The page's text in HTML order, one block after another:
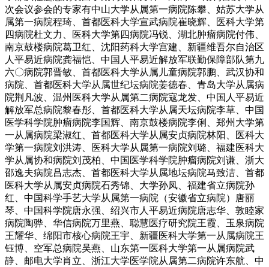
次会议参会的专家有中山大学从属第一病院陈攀、姑苏大学从
属第一病院程琦、首都医科大学宣武病院崔晓辉、医科大学第
四病院杜文力、医科大学第四病院冯锐、湖北肿瘤病院付伟、
南京鼓楼病院葛卫红、沈阳药科大学宫建、新疆维吾尔自治区
人平易近病院龚福恺、中国人平易近解放军联勤保障部队第九
六〇病院郭晋敏、首都医科大学从属儿童病院郭鹏、武汉协和
病院、首都医科大学从属世纪坛病院姜德春、青岛大学从属病
院荆凡波、温州医科大学从属第二病院寇龙发、中国人平易近
解放军总病院黎春彤、首都医科大学从属天坛病院李草、中国
医学科学院肿瘤病院李国辉、南京鼓楼病院李俐、郑州大学第
一从属病院梁淑红、首都医科大学从属安贞病院林阳、医科大
学第一病院刘洪涛、医科大学从属第一病院刘璐、福建医科大
学从属协和病院刘茂柏、中国医学科学院肿瘤病院刘谦、浙大
邵逸夫病院吕志杰、首都医科大学从属地坛病院马致洁、首都
医科大学从属安贞病院石秀锦、大学孙凤、福建省立病院孙
红、中国科学手艺大学从属第一病院（安徽省立病院）唐丽
琴、中国科学院唐永强、绍兴市人平易近病院唐志华、敦睦家
病院陶骅、华信病院万里燕、聪慧医疗研究院王霞、玉泉病院
王耀华、绵阳市核心病院王宇、新疆医科大学第一从属病院王
钰博、空军总病院吴燕、山东第一医科大学第一从属病院武
静、邮电大学肖立、浙江大学医学院从属第二病院许东航、中